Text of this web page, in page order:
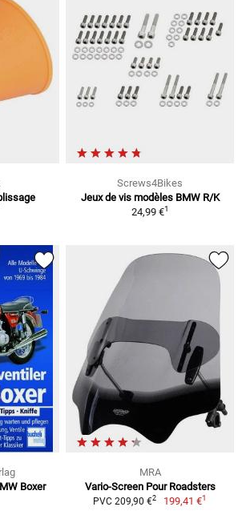
Screws4Bikes
Jeux de vis modèles BMW R/K
24,99 €1
Boxer
MRA
Vario-Screen Pour Roadsters
PVC 209,90 €2 199,41 €1